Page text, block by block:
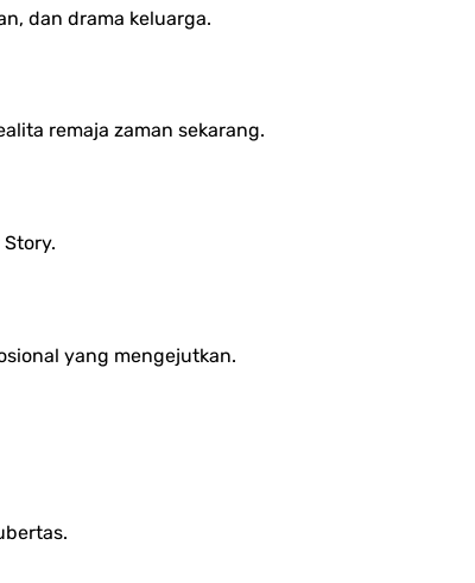
dan drama keluarga.
remaja zaman sekarang.
yang mengejutkan.